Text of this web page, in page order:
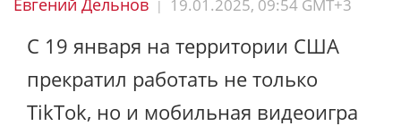
Евгений Дельнов | 19.01.2025, 09:54 GMT+3
С 19 января на территории США
прекратил работать не только
TikTok, но и мобильная видеоигра